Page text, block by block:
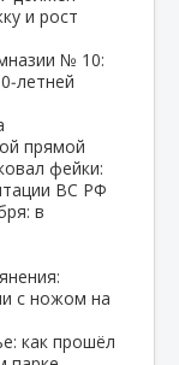
и рост
№ 10:
прямой
фейки:
ВС РФ
в
с ножом на
как прошёл